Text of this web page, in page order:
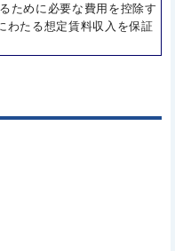
ために必要な費用を控除す
わたる想定賃料収入を保証